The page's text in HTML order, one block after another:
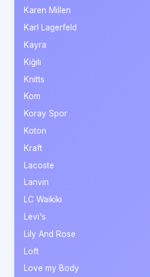
Karen Millen
Karl Lagerfeld
Kayra
Kiğılı
Knitts
Kom
Koray Spor
Koton
Kraft
Lacoste
Lanvin
LC Waikiki
Levi's
Lily And Rose
Loft
Love my Body